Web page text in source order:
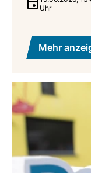
Uhr
Mehr